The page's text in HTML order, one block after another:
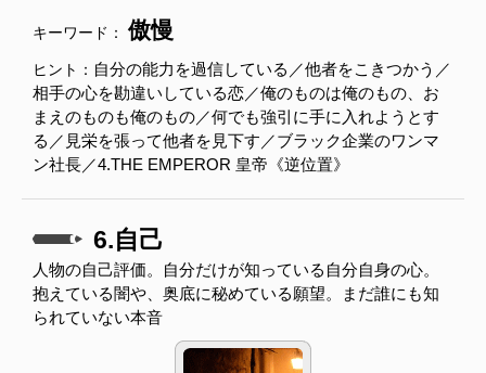
キーワード： 傲慢
ヒント： 自分の能力を過信している／他者をこきつかう／
相手の心を勘違いしている恋／俺のものは俺のもの、お
まえのものも俺のもの／何でも強引に手に入れようとす
る／見栄を張って他者を見下す／ブラック企業のワンマ
ン社長／4.THE EMPEROR 皇帝《逆位置》
6.自己
人物の自己評価。自分だけが知っている自分自身の心。
抱えている闇や、奥底に秘めている願望。まだ誰にも知
られていない本音